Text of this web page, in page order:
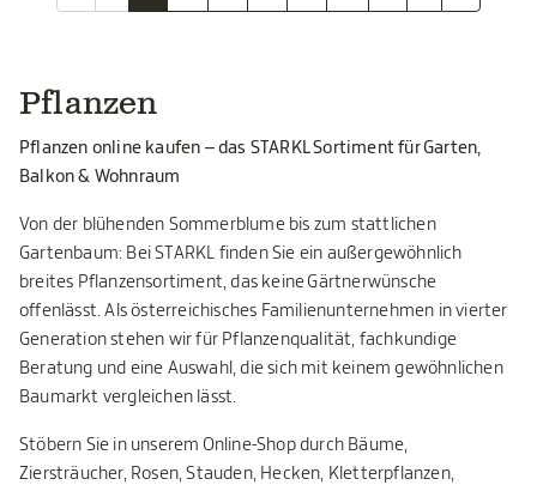
Pflanzen
Pflanzen online kaufen – das STARKL Sortiment für Garten,
Balkon & Wohnraum
Von der blühenden Sommerblume bis zum stattlichen
Gartenbaum: Bei STARKL finden Sie ein außergewöhnlich
breites Pflanzensortiment, das keine Gärtnerwünsche
offenlässt. Als österreichisches Familienunternehmen in vierter
Generation stehen wir für Pflanzenqualität, fachkundige
Beratung und eine Auswahl, die sich mit keinem gewöhnlichen
Baumarkt vergleichen lässt.
Stöbern Sie in unserem Online-Shop durch Bäume,
Ziersträucher, Rosen, Stauden, Hecken, Kletterpflanzen,